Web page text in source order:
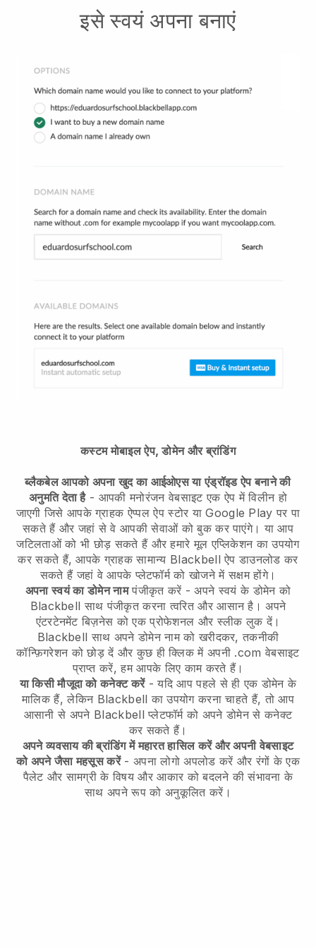
इसे स्वयं अपना बनाएं
कस्टम मोबाइल ऐप, डोमेन और ब्रांडिंग
ब्लैकबेल आपको अपना खुद का आईओएस या एंड्रॉइड ऐप बनाने की
अनुमति देता है- आपकी मनोरंजन वेबसाइट एक ऐप में विलीन हो
जाएगी जिसे आपके ग्राहक ऐप्पल ऐप स्टोर या Google Play पर पा
सकते हैं और जहां से वे आपकी सेवाओं को बुक कर पाएंगे। या आप
जटिलताओं को भी छोड़ सकते हैं और हमारे मूल एप्लिकेशन का उपयोग
कर सकते हैं, आपके ग्राहक सामान्य Blackbell ऐप डाउनलोड कर
सकते हैं जहां वे आपके प्लेटफॉर्म को खोजने में सक्षम होंगे।
अपना स्वयं का डोमेन नामपंजीकृत करें - अपने स्वयं के डोमेन को
Blackbell साथ पंजीकृत करना त्वरित और आसान है।अपने
एंटरटेनमेंट बिज़नेस को एक प्रोफेशनल और स्लीक लुक दें।
Blackbell साथ अपने डोमेन नाम को खरीदकर, तकनीकी
कॉन्फ़िगरेशन को छोड़ दें और कुछ ही क्लिक में अपनी .com वेबसाइट
प्राप्त करें, हम आपके लिए काम करते हैं।
या किसी मौजूदा को कनेक्ट करें- यदि आप पहले से ही एक डोमेन के
मालिक हैं, लेकिन Blackbell का उपयोग करना चाहते हैं, तो आप
आसानी से अपने Blackbell प्लेटफॉर्म को अपने डोमेन से कनेक्ट
कर सकते हैं।
अपने व्यवसाय की ब्रांडिंग में महारत हासिल करें और अपनी वेबसाइट
को अपने जैसा महसूस करें- अपना लोगो अपलोड करें और रंगों के एक
पैलेट और सामग्री के विषय और आकार को बदलने की संभावना के
साथ अपने रूप को अनुकूलित करें।